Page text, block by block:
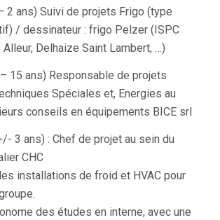
2 ans) Suivi de projets Frigo (type
/ dessinateur : frigo Pelzer (ISPC
Delhaize Saint Lambert, …)
15 ans) Responsable de projets
Spéciales et, Energies au
conseils en équipements BICE srl
3 ans) : Chef de projet au sein du
CHC
installations de froid et HVAC pour
des études en interne, avec une